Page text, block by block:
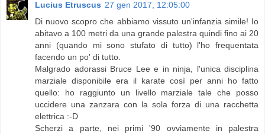
Lucius Etruscus 27 gen 2017, 12:05:00
Di nuovo scopro che abbiamo vissuto un'infanzia simile! Io
abitavo a 100 metri da una grande palestra quindi fino ai 20
anni (quando mi sono stufato di tutto) l'ho frequentata
facendo un po' di tutto.
Malgrado adorassi Bruce Lee e in ninja, l'unica disciplina
marziale disponibile era il karate così per anni ho fatto
quello: ho raggiunto un livello marziale tale che posso
uccidere una zanzara con la sola forza di una racchetta
elettrica :-D
Scherzi a parte, nei primi '90 ovviamente in palestra